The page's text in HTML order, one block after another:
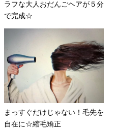
ラフな大人おだんごヘアが５分
で完成☆
まっすぐだけじゃない！毛先を
自在に☆縮毛矯正